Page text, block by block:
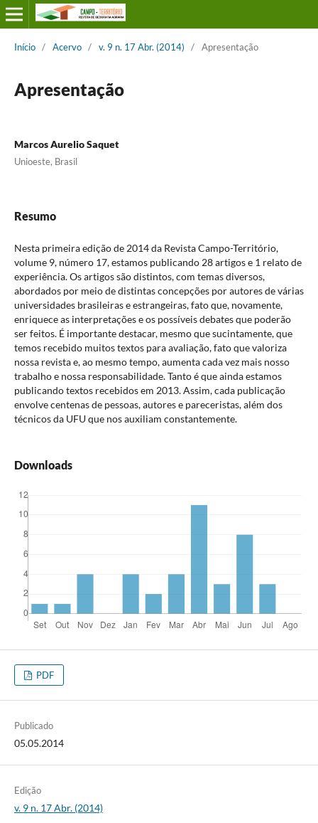
Início / Acervo / v. 9 n. 17 Abr. (2014) / Apresentação
Apresentação
Marcos Aurelio Saquet
Unioeste, Brasil
Resumo
Nesta primeira edição de 2014 da Revista Campo-Território,
volume 9, número 17, estamos publicando 28 artigos e 1 relato de
experiência. Os artigos são distintos, com temas diversos,
abordados por meio de distintas concepções por autores de várias
universidades brasileiras e estrangeiras, fato que, novamente,
enriquece as interpretações e os possíveis debates que poderão
ser feitos. É importante destacar, mesmo que sucintamente, que
temos recebido muitos textos para avaliação, fato que valoriza
nossa revista e, ao mesmo tempo, aumenta cada vez mais nosso
trabalho e nossa responsabilidade. Tanto é que ainda estamos
publicando textos recebidos em 2013. Assim, cada publicação
envolve centenas de pessoas, autores e pareceristas, além dos
técnicos da UFU que nos auxiliam constantemente.
Downloads
PDF
Publicado
05.05.2014
Edição
v. 9 n. 17 Abr. (2014)